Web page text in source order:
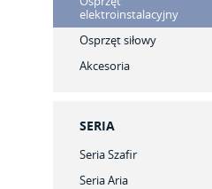
elektroinstalacyjny
Osprzęt siłowy
Akcesoria
SERIA
Seria Szafir
Seria Aria